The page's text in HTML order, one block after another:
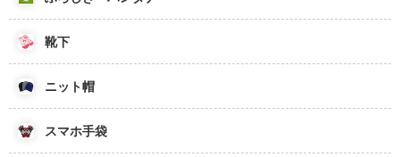
靴下
ニット帽
スマホ手袋